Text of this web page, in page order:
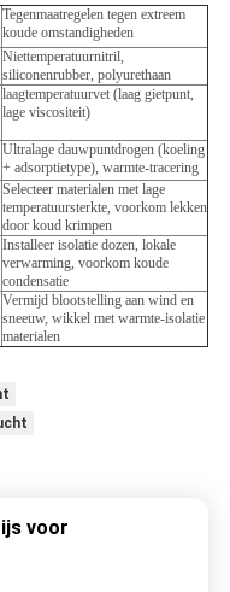
Tegenmaatregelen tegen extreem
koude omstandigheden
Niettemperatuurnitril,
siliconenrubber, polyurethaan
laagtemperatuurvet (laag gietpunt,
lage viscositeit)
Ultralage dauwpuntdrogen (koeling
+ adsorptietype), warmte-tracering
Selecteer materialen met lage
temperatuursterkte, voorkom lekken
door koud krimpen
Installeer isolatie dozen, lokale
verwarming, voorkom koude
condensatie
Vermijd blootstelling aan wind en
sneeuw, wikkel met warmte-isolatie
materialen
voor